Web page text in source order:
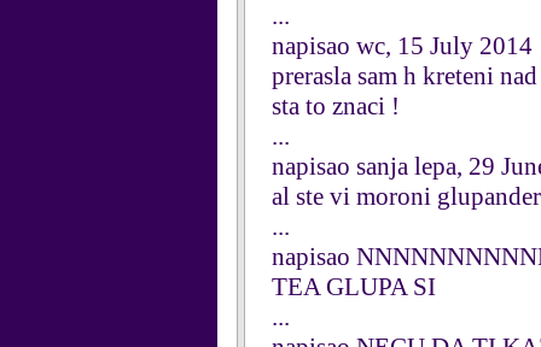
...
napisao wc, 15 July 2014
prerasla sam h kreteni
sta to znaci !
...
napisao sanja lepa, 29
al ste vi moroni
...
napisao
TEA GLUPA SI
...